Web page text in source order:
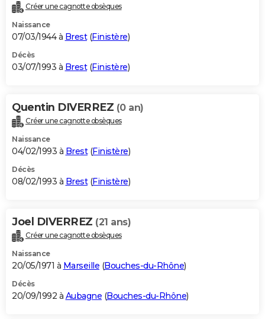
Créer une cagnotte obsèques
Naissance
07/03/1944 à Brest(Finistère)
Décès
03/07/1993 à Brest(Finistère)
Quentin DIVERREZ (0 an)
Créer une cagnotte obsèques
Naissance
04/02/1993 à Brest(Finistère)
Décès
08/02/1993 à Brest(Finistère)
Joel DIVERREZ (21 ans)
Créer une cagnotte obsèques
Naissance
20/05/1971 à Marseille (Bouches-du-Rhône)
Décès
20/09/1992 à Aubagne (Bouches-du-Rhône)